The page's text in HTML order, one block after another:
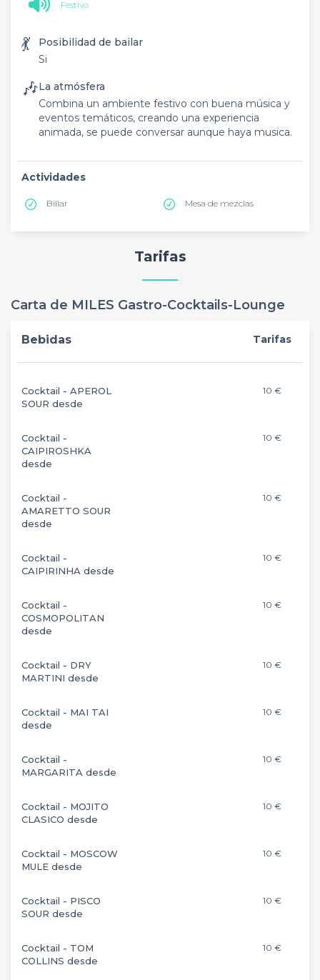
Festivo
💃
Posibilidad de bailar
Si
🎶La atmósfera
Combina un ambiente festivo con buena música y
eventos temáticos, creando una experiencia
animada, se puede conversar aunque haya musica.
Actividades
Billar Mesa de mezclas
Tarifas
Carta de MILES Gastro-Cocktails-Lounge
Bebidas Tarifas
Cocktail - APEROL
SOUR desde
10 €
Cocktail -
CAIPIROSHKA
desde
10 €
Cocktail -
AMARETTO SOUR
desde
10 €
Cocktail -
CAIPIRINHA desde
10 €
Cocktail -
COSMOPOLITAN
desde
10 €
Cocktail - DRY
MARTINI desde
10 €
Cocktail - MAI TAI
desde
10 €
Cocktail -
MARGARITA desde
10 €
Cocktail - MOJITO
CLASICO desde
10 €
Cocktail - MOSCOW
MULE desde
10 €
Cocktail - PISCO
SOUR desde
10 €
Cocktail - TOM
COLLINS desde
10 €